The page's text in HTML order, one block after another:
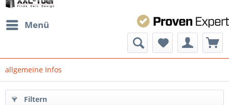
Menü
allgemeine Infos
Filtern